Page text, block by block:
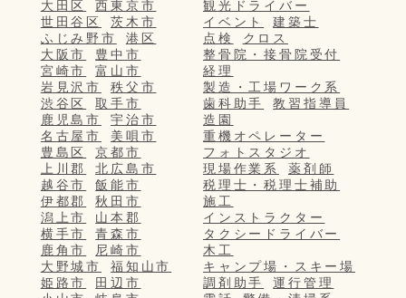
大田区
西東京市
世田谷区
茨木市
ふじみ野市
港区
大阪市
豊中市
宮崎市
富山市
岩見沢市
秩父市
渋谷区
取手市
鹿児島市
宇治市
名古屋市
美唄市
豊島区
京都市
上川郡
北広島市
越谷市
飯能市
伊都郡
秋田市
潟上市
山本郡
横手市
青森市
鹿角市
尼崎市
大野城市
福知山市
姫路市
田辺市
観光ドライバー
イベント
建築士
点検
クロス
整骨院・接骨院受付
経理
製造・工場ワーク系
歯科助手
教習指導員
造園
重機オペレーター
フォトスタジオ
現場作業系
薬剤師
税理士・税理士補助
施工
インストラクター
タクシードライバー
木工
キャンプ場・スキー場
調剤助手
運行管理